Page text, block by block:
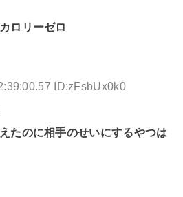
ロリーゼロ
ID:zFsbUx0k0
たのに相手のせいにするやつは